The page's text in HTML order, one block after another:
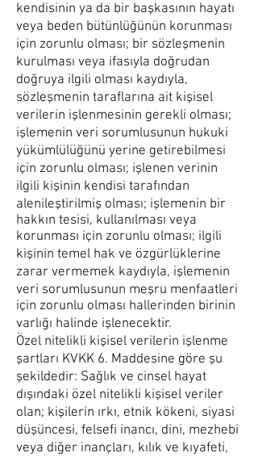
kendisinin ya da bir başkasının hayatı
veya beden bütünlüğünün korunması
için zorunlu olması; bir sözleşmenin
kurulması veya ifasıyla doğrudan
doğruya ilgili olması kaydıyla,
sözleşmenin taraflarına ait kişisel
verilerin işlenmesinin gerekli olması;
işlemenin veri sorumlusunun hukuki
yükümlülüğünü yerine getirebilmesi
için zorunlu olması; işlenen verinin
ilgili kişinin kendisi tarafından
alenileştirilmiş olması; işlemenin bir
hakkın tesisi, kullanılması veya
korunması için zorunlu olması; ilgili
kişinin temel hak ve özgürlüklerine
zarar vermemek kaydıyla, işlemenin
veri sorumlusunun meşru menfaatleri
için zorunlu olması hallerinden birinin
varlığı halinde işlenecektir.
Özel nitelikli kişisel verilerin işlenme
şartları KVKK 6. Maddesine göre şu
şekildedir: Sağlık ve cinsel hayat
dışındaki özel nitelikli kişisel veriler
olan; kişilerin ırkı, etnik kökeni, siyasi
düşüncesi, felsefi inancı, dini, mezhebi
veya diğer inançları, kılık ve kıyafeti,